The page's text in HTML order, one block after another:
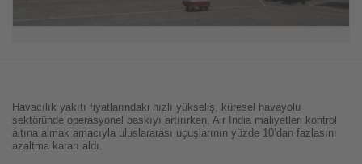
Havacılık yakıtı fiyatlarındaki hızlı yükseliş, küresel havayolu
sektöründe operasyonel baskıyı artırırken, Air India maliyetleri kontrol
altına almak amacıyla uluslararası uçuşlarının yüzde 10’dan fazlasını
azaltma kararı aldı.